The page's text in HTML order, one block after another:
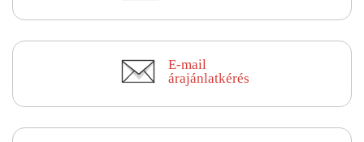
E-mail
árajánlatkérés